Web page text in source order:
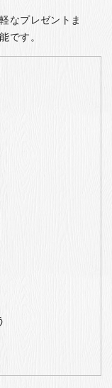
なプレゼントま
です。